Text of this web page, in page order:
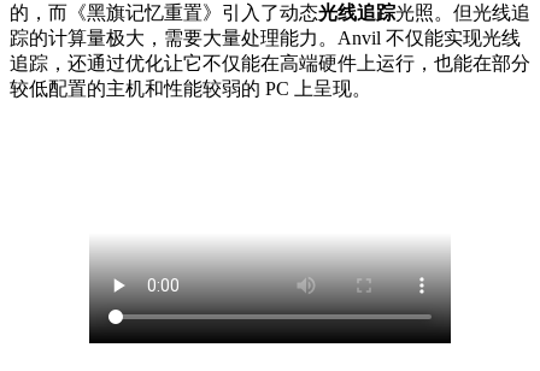
的，而《黑旗记忆重置》引入了动态光线追踪光照。但光线追
踪的计算量极大，需要大量处理能力。Anvil 不仅能实现光线
追踪，还通过优化让它不仅能在高端硬件上运行，也能在部分
较低配置的主机和性能较弱的 PC 上呈现。